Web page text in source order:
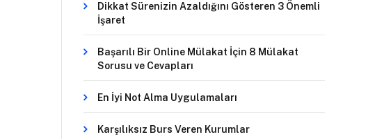
Dikkat Sürenizin Azaldığını Gösteren 3 Önemli
İşaret
Başarılı Bir Online Mülakat İçin 8 Mülakat
Sorusu ve Cevapları
En İyi Not Alma Uygulamaları
Karşılıksız Burs Veren Kurumlar